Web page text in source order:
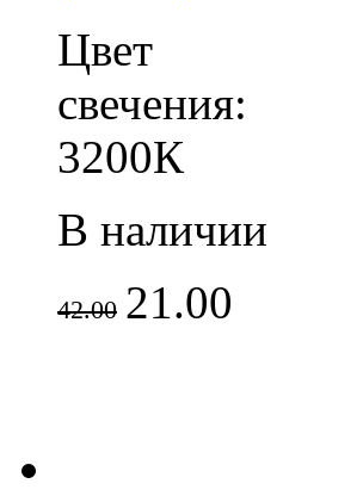
Цвет
свечения:
3200К
В наличии
42.00 21.00